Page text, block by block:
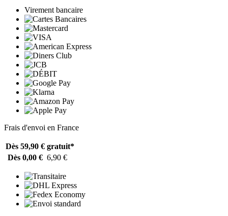
Virement bancaire
Frais d'envoi en France
Dès 59,90 € gratuit*
Dès 0,00 € 6,90 €